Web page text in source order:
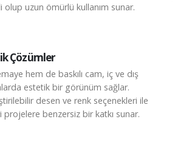
olup uzun ömürlü kullanım sunar.
Çözümler
hem de baskılı cam, iç ve dış
estetik bir görünüm sağlar.
desen ve renk seçenekleri ile
projelere benzersiz bir katkı sunar.